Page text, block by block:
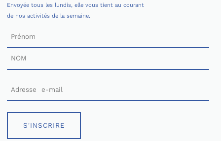
Envoyée tous les lundis, elle vous tient au courant
de nos activités de la semaine.
S'INSCRIRE